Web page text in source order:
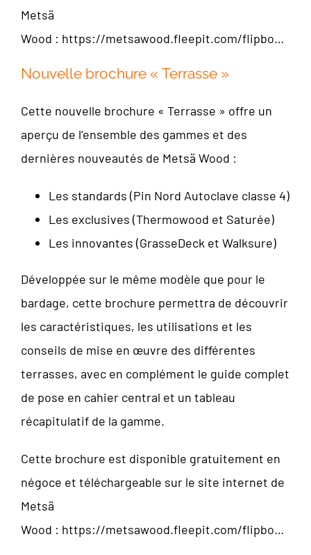
Metsä
Wood : https://metsawood.fleepit.com/flipbo…
Nouvelle brochure « Terrasse »
Cette nouvelle brochure « Terrasse » offre un
aperçu de l’ensemble des gammes et des
dernières nouveautés de Metsä Wood :
Les standards (Pin Nord Autoclave classe 4)
Les exclusives (Thermowood et Saturée)
Les innovantes (GrasseDeck et Walksure)
Développée sur le même modèle que pour le
bardage, cette brochure permettra de découvrir
les caractéristiques, les utilisations et les
conseils de mise en œuvre des différentes
terrasses, avec en complément le guide complet
de pose en cahier central et un tableau
récapitulatif de la gamme.
Cette brochure est disponible gratuitement en
négoce et téléchargeable sur le site internet de
Metsä
Wood : https://metsawood.fleepit.com/flipbo…